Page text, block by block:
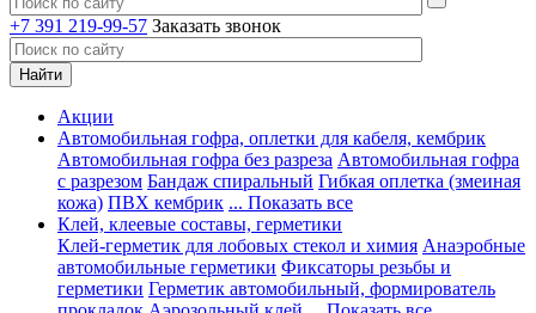
+7 391 219-99-57 Заказать звонок
Акции
Автомобильная гофра, оплетки для кабеля, кембрик
Автомобильная гофра без разреза Автомобильная гофра
с разрезом Бандаж спиральный Гибкая оплетка (змеиная
кожа) ПВХ кембрик ... Показать все
Клей, клеевые составы, герметики
Клей-герметик для лобовых стекол и химия Анаэробные
автомобильные герметики Фиксаторы резьбы и
герметики Герметик автомобильный, формирователь